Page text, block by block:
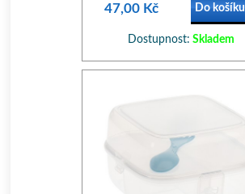
47,00 Kč Do košíku
Dostupnost: Skladem